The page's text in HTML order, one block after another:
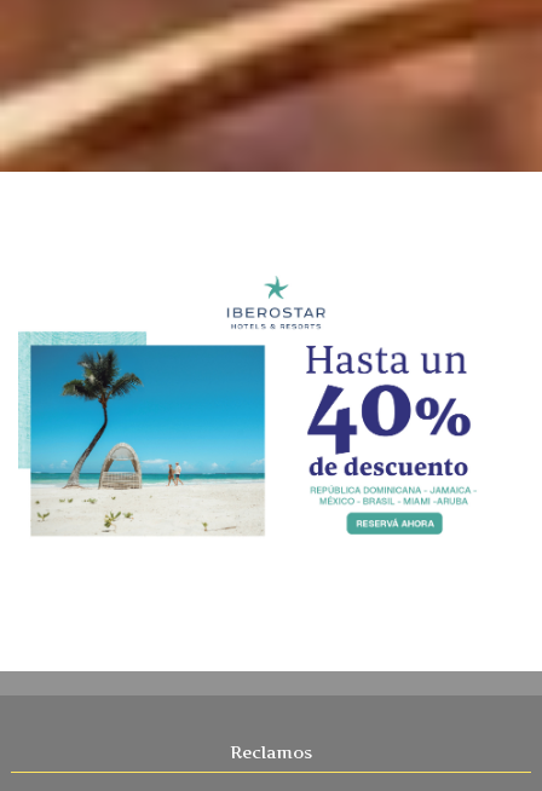
Reclamos